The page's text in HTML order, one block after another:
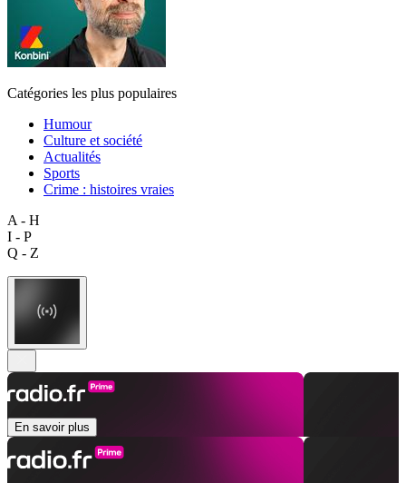
Catégories les plus populaires
Humour
Culture et société
Actualités
Sports
Crime : histoires vraies
A - H
I - P
Q - Z
En savoir plus